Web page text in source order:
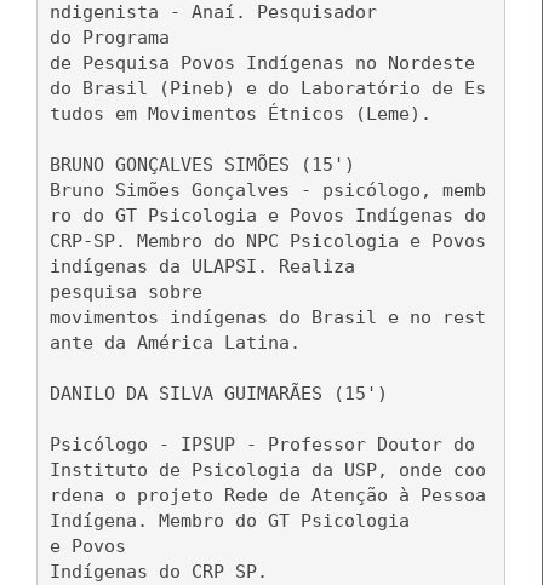
ndigenista - Anaí. Pesquisador
do Programa
de Pesquisa Povos Indígenas no Nordeste
do Brasil (Pineb) e do Laboratório de Es
tudos em Movimentos Étnicos (Leme).
BRUNO GONÇALVES SIMÕES (15')
Bruno Simões Gonçalves - psicólogo, memb
ro do GT Psicologia e Povos Indígenas do
CRP-SP. Membro do NPC Psicologia e Povos
indígenas da ULAPSI. Realiza
pesquisa sobre
movimentos indígenas do Brasil e no rest
ante da América Latina.
DANILO DA SILVA GUIMARÃES (15')
Psicólogo - IPSUP - Professor Doutor do
Instituto de Psicologia da USP, onde coo
rdena o projeto Rede de Atenção à Pessoa
Indígena. Membro do GT Psicologia
e Povos
Indígenas do CRP SP.